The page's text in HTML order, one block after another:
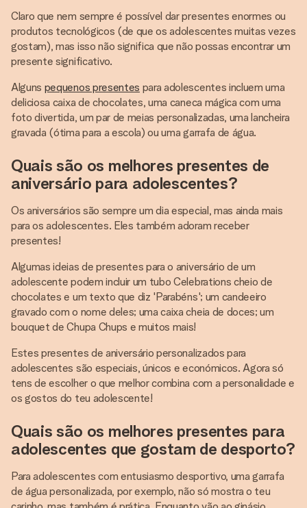
Claro que nem sempre é possível dar presentes enormes ou
produtos tecnológicos (de que os adolescentes muitas vezes
gostam), mas isso não significa que não possas encontrar um
presente significativo.
Alguns pequenos presentes para adolescentes incluem uma
deliciosa caixa de chocolates, uma caneca mágica com uma
foto divertida, um par de meias personalizadas, uma lancheira
gravada (ótima para a escola) ou uma garrafa de água.
Quais são os melhores presentes de
aniversário para adolescentes?
Os aniversários são sempre um dia especial, mas ainda mais
para os adolescentes. Eles também adoram receber
presentes!
Algumas ideias de presentes para o aniversário de um
adolescente podem incluir um tubo Celebrations cheio de
chocolates e um texto que diz 'Parabéns'; um candeeiro
gravado com o nome deles; uma caixa cheia de doces; um
bouquet de Chupa Chups e muitos mais!
Estes presentes de aniversário personalizados para
adolescentes são especiais, únicos e económicos. Agora só
tens de escolher o que melhor combina com a personalidade e
os gostos do teu adolescente!
Quais são os melhores presentes para
adolescentes que gostam de desporto?
Para adolescentes com entusiasmo desportivo, uma garrafa
de água personalizada, por exemplo, não só mostra o teu